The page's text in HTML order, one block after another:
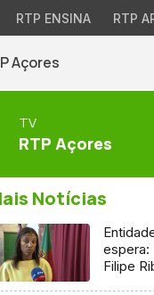
RTP ENSINA RTP
Açores
TV
RTP Açores
Notícias
espera:
Filipe